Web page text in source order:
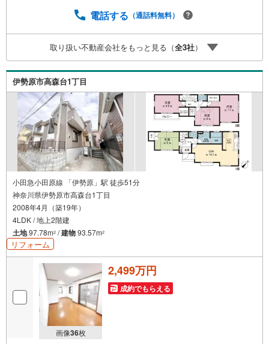
気軽にご相談ください。お客様第一主義をモット-にお引越
実に努めさせて頂きます。住宅情報館にお越し頂けたら、
物件のご紹介だけではなく、お住まいの疑問、不安、お家
の事ならなんでもご相談いただけます。お客様の要望をお
伺いしながら誠心誠意、全力でサポートさせて頂きます。
お客様一人一人に合わせたライフプランのご提案をさせて
いただきます。お気軽にご相談ください。
電話する （通話料無料）
取り扱い不動産会社をもっと見る（全3社）
伊勢原市高森台1丁目
小田急小田原線 「伊勢原」駅 徒歩51分
神奈川県伊勢原市高森台1丁目
2008年4月（築19年）
4LDK / 地上2階建
土地97.78m2 /建物93.57m2
リフォーム
画像36枚
2,499万円
成約でもらえる